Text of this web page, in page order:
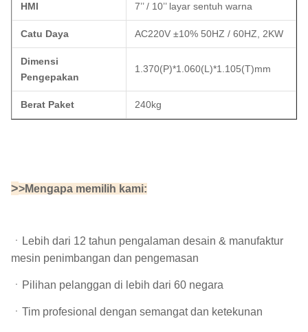
HMI 7’’ / 10’’ layar sentuh warna
Catu Daya AC220V ±10% 50HZ / 60HZ, 2KW
Dimensi
Pengepakan
1.370(P)*1.060(L)*1.105(T)mm
Berat Paket 240kg
>>Mengapa memilih kami:
ㆍ Lebih dari 12 tahun pengalaman desain & manufaktur
mesin penimbangan dan pengemasan
ㆍPilihan pelanggan di lebih dari 60 negara
ㆍTim profesional dengan semangat dan ketekunan